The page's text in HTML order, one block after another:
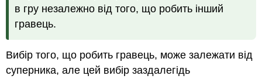
в гру незалежно від того, що робить інший
гравець.
Вибір того, що робить гравець, може залежати від
суперника, але цей вибір заздалегідь